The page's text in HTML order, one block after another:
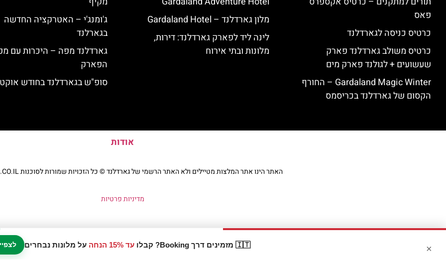
🇮🇹 מזמינים דרך Booking? קבלו עד 15% הנחה על מלונות נבחרים ×
פאס
כרטיס כניסה לגארדלנד
כרטיס משולב גארדלנד פארק
שעשועים + לגולנד פארק מים
Gardaland Magic Winter – החורף
הקסום של גארדלנד בכריסמס
מלון גארדלנד – Gardaland Hotel
לינה ליד לפארק גארדלנד: דירות,
מלונות ובתי אירוח
ג'ומנג'י – האטרקציה החדשה
בגארלנד
גארדלנד מפה – היכרות עם
הפארק
סופ"ש בגארדלנד בחודש
אודות
האתר הינו אתר המלצות מטיילים ולא האתר הרשמי של גארדלנד © כל הזכויות שמורות לסוכנות TRAVELERS.CO.IL
מדיניות פרטיות